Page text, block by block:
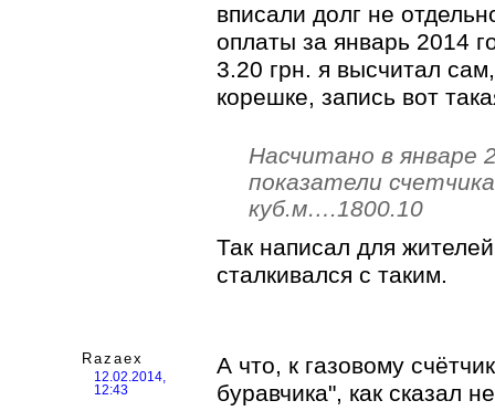
вписали долг не
оплаты за январь 2014
3.20 грн. я высчитал
корешке, запись вот
Насчитано в январе
показатели
куб.м….1800.10
Так написал для
сталкивался с таким.
Razaex
12.02.2014,
12:43
А что, к газовому
буравчика", как сказал